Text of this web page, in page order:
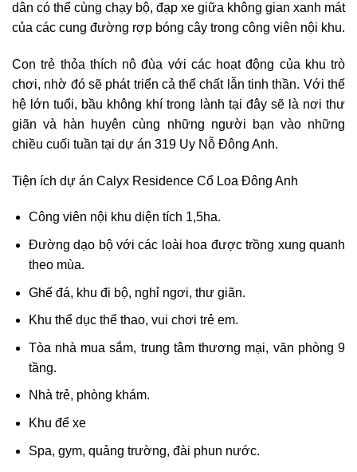
dân có thể cùng chạy bộ, đạp xe giữa không gian xanh mát
của các cung đường rợp bóng cây trong công viên nội khu.
Con trẻ thỏa thích nô đùa với các hoạt động của khu trò
chơi, nhờ đó sẽ phát triển cả thể chất lẫn tinh thần. Với thế
hệ lớn tuổi, bầu không khí trong lành tại đây sẽ là nơi thư
giãn và hàn huyên cùng những người bạn vào những
chiều cuối tuần tại dự án 319 Uy Nỗ Đông Anh.
Tiện ích dự án Calyx Residence Cổ Loa Đông Anh
Công viên nội khu diện tích 1,5ha.
Đường dạo bộ với các loài hoa được trồng xung quanh
theo mùa.
Ghế đá, khu đi bộ, nghỉ ngơi, thư giãn.
Khu thể dục thể thao, vui chơi trẻ em.
Tòa nhà mua sắm, trung tâm thương mại, văn phòng 9
tầng.
Nhà trẻ, phòng khám.
Khu để xe
Spa, gym, quảng trường, đài phun nước.